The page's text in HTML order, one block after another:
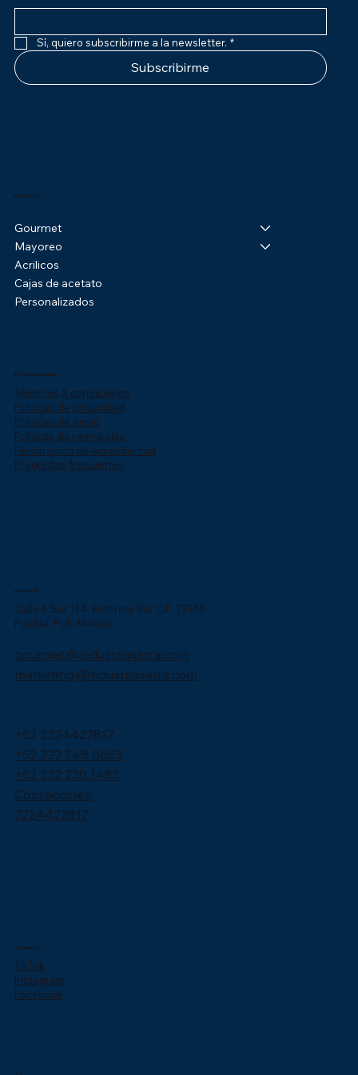
Sí, quiero subscribirme a la newsletter. *
Subscribirme
Productos
Gourmet
Mayoreo
Acrilicos
Cajas de acetato
Personalizados
Información Legal
Términos & condiciones
Póliticas de privacidad
Políticas de envío
Políticas de reembolso
Declaración de accesibilidad
Preguntas frecuentes
Ubicación
Calle 6 Sur 114, Reforma Sur C.P. 72160
Puebla, PUE. México
gourmet@industriasarra.com
marketing@industriasarra.com
+52 2224422817
+52 222 248 0653
+52 222 230 1485
Cotizaciones:
2224422817
Síguenos
TikTok
Instagram
Facebook